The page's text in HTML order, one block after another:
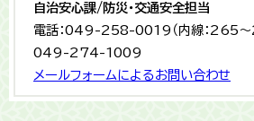
自治安心課/防災・交通安全担当
電話：049-258-0019（内線：265
049-274-1009
メールフォームによるお問い合わせ